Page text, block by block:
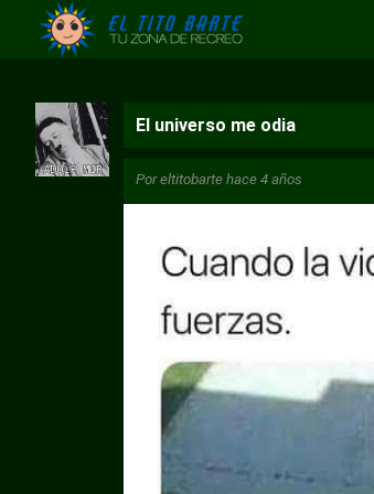
El universo me odia
Poreltitobartehace 4 años